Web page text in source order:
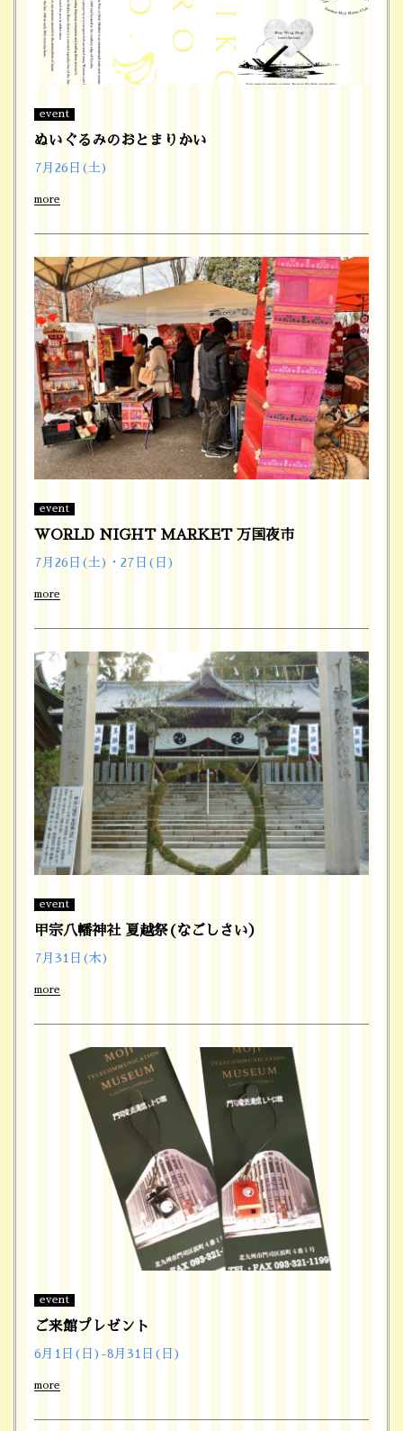
event
ぬいぐるみのおとまりかい
7月26日(土)
more
event
WORLD NIGHT MARKET 万国夜市
7月26日(土)・27日(日)
more
event
甲宗八幡神社 夏越祭(なごしさい）
7月31日(木)
more
event
ご来館プレゼント
6月1日(日)-8月31日(日)
more